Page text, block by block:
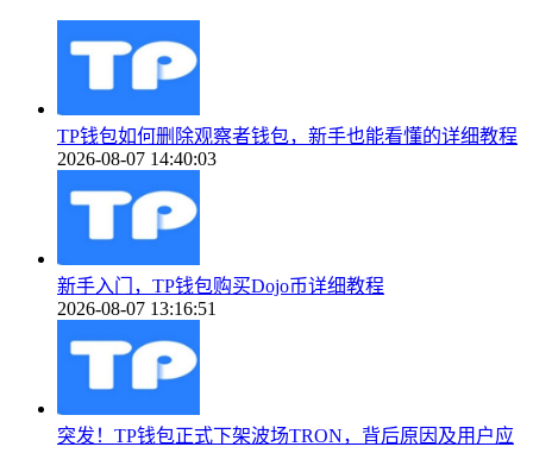
TP钱包如何删除观察者钱包，新手也能看懂的详细教程
2026-08-07 14:40:03
新手入门，TP钱包购买Dojo币详细教程
2026-08-07 13:16:51
突发！TP钱包正式下架波场TRON，背后原因及用户应